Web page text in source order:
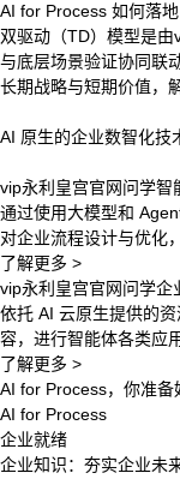
AI for Process 如何落地
双驱动（TD）模型是
与底层场景验证协同联
长期战略与短期价值，
AI 原生的企业数智化技
vip永利皇宫官网问学智
通过使用大模型和
对企业流程设计与优化
了解更多 >
vip永利皇宫官网问学企
依托 AI 云原生提供的
容，进行智能体各类应
了解更多 >
AI for Process，你准备
AI for Process
企业就绪
企业知识：夯实企业未